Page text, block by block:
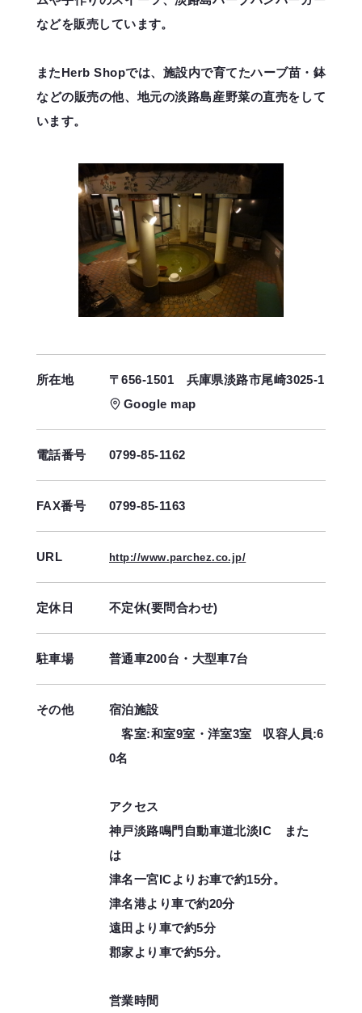
などを販売しています。
またHerb Shopでは、施設内で育てたハーブ苗・鉢
などの販売の他、地元の淡路島産野菜の直売をして
います。
所在地 〒656-1501 兵庫県淡路市尾崎3025-1
Google map
電話番号 0799-85-1162
FAX番号 0799-85-1163
URL http://www.parchez.co.jp/
定休日 不定休(要問合わせ)
駐車場 普通車200台・大型車7台
その他
宿泊施設
客室:和室9室・洋室3室 収容人員:6
0名
アクセス
神戸淡路鳴門自動車道北淡IC また
は
津名一宮ICよりお車で約15分。
津名港より車で約20分
遠田より車で約5分
郡家より車で約5分。
営業時間